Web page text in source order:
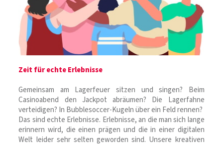
Zeit für echte Erlebnisse
Gemeinsam am Lagerfeuer sitzen und singen? Beim
Casinoabend den Jackpot abräumen? Die Lagerfahne
verteidigen? In Bubblesoccer-Kugeln über ein Feld rennen?
Das sind echte Erlebnisse. Erlebnisse, an die man sich lange
erinnern wird, die einen prägen und die in einer digitalen
Welt leider sehr selten geworden sind. Unsere kreativen